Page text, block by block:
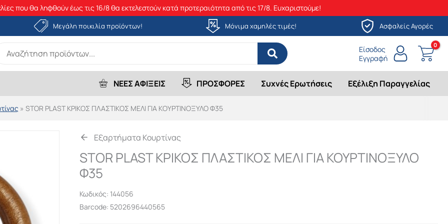
που θα ληφθούν έως τις 16/8 θα εκτελεστούν κατά προτεραιότητα από τις 17/8. Ευχαριστούμε!
Μεγάλη ποικιλία προϊόντων! Μόνιμα χαμηλές τιμές! Ασφαλείς Αγορές
Είσοδος
Εγγραφή
ΝΕΕΣ ΑΦΙΞΕΙΣ ΠΡΟΣΦΟΡΕΣ Συχνές Ερωτήσεις Εξέλιξη Παραγγελίας
» STOR PLAST ΚΡΙΚΟΣ ΠΛΑΣΤΙΚΟΣ ΜΕΛΙ ΓΙΑ ΚΟΥΡΤΙΝΟΞΥΛΟ Φ35
Εξαρτήματα Κουρτίνας
STOR PLAST ΚΡΙΚΟΣ ΠΛΑΣΤΙΚΟΣ ΜΕΛΙ ΓΙΑ ΚΟΥΡΤΙΝΟΞΥΛΟ
Φ35
Κωδικός: 144056
Barcode: 5202696440565